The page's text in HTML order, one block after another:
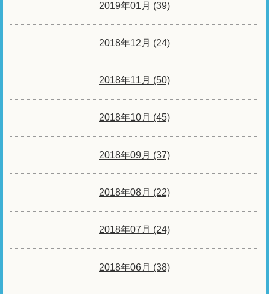
2019年01月 (39)
2018年12月 (24)
2018年11月 (50)
2018年10月 (45)
2018年09月 (37)
2018年08月 (22)
2018年07月 (24)
2018年06月 (38)